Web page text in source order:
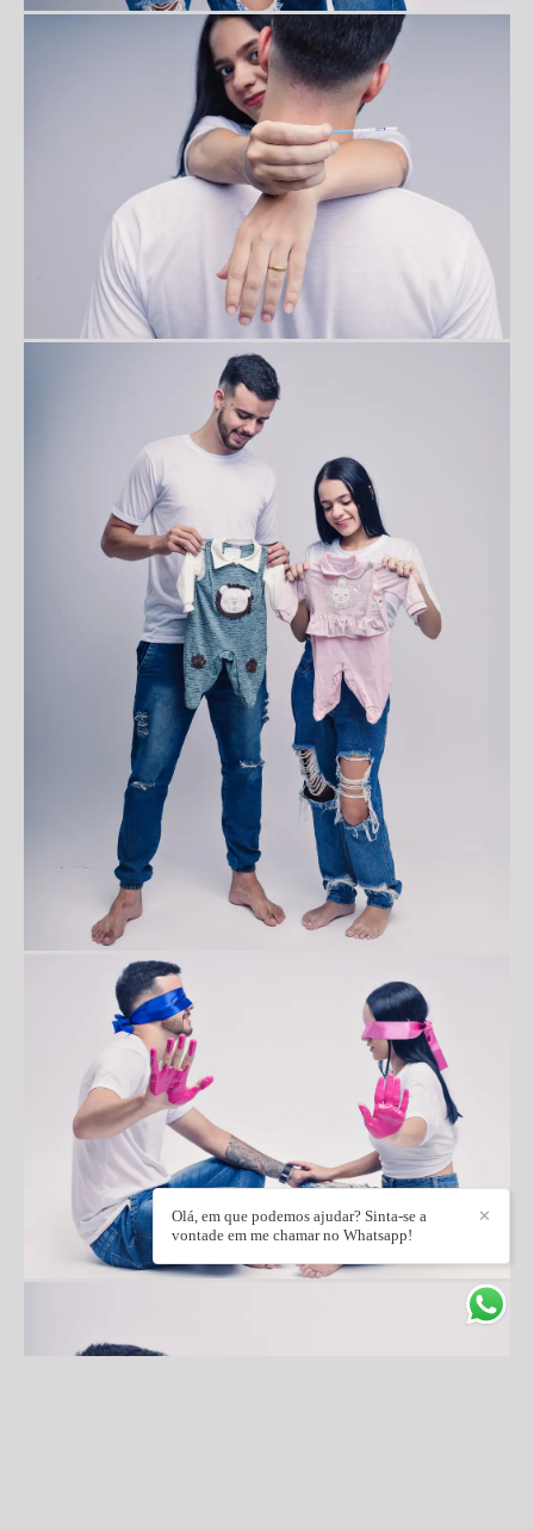
✕
Olá, em que podemos ajudar? Sinta-se a
vontade em me chamar no Whatsapp!